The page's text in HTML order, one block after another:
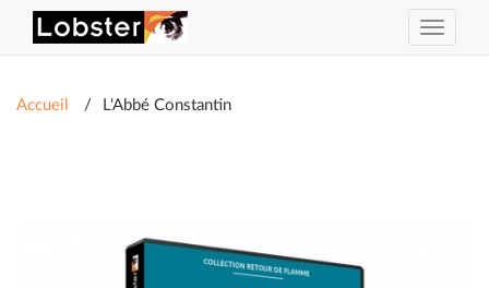
Activer
ou
Accueil L'Abbé Constantin